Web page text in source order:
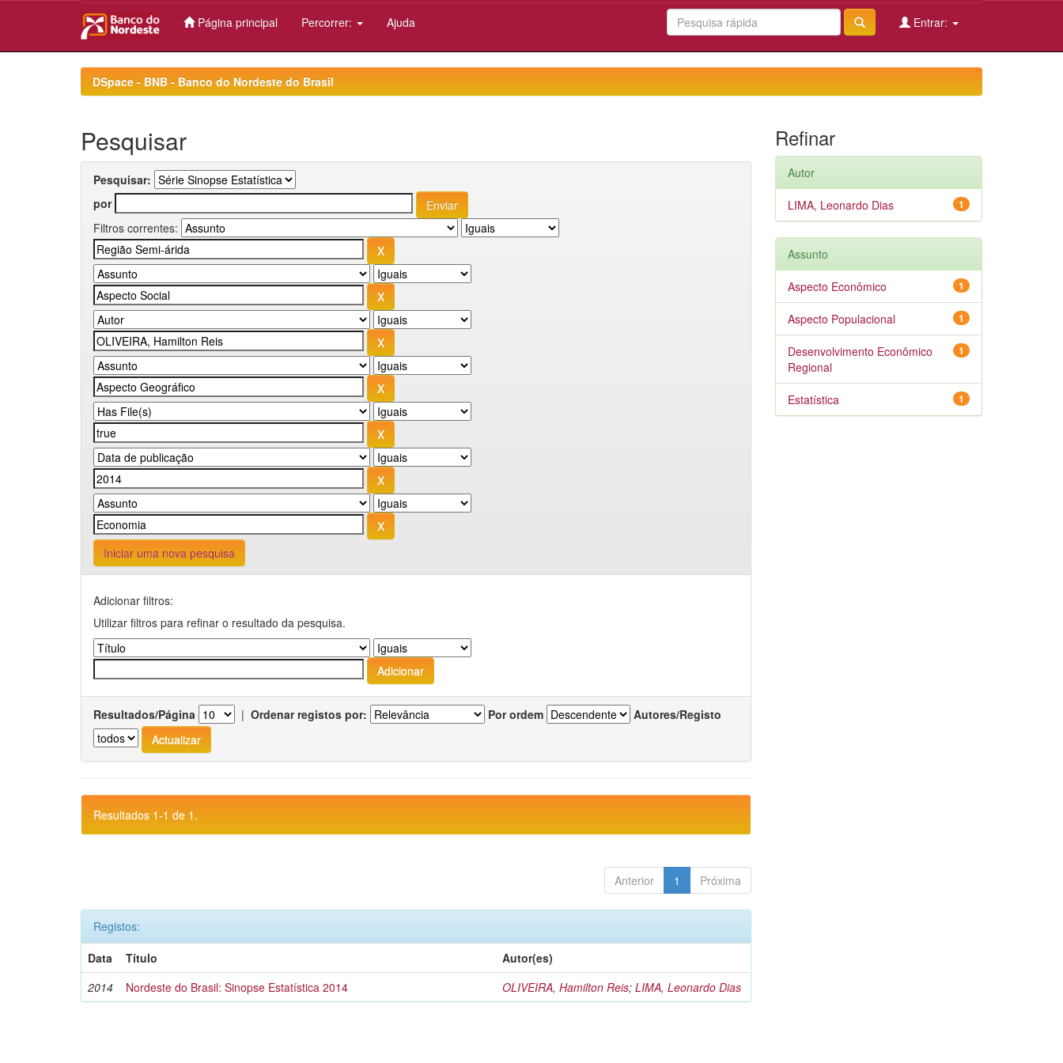
Página principal Percorrer: Ajuda Entrar:
DSpace - BNB - Banco do Nordeste do Brasil
Pesquisar
Pesquisar:
por
Filtros correntes:
Iniciar uma nova pesquisa
Adicionar filtros:
Utilizar filtros para refinar o resultado da pesquisa.
Resultados/Página | Ordenar registos por: Por ordem Autores/Registo
Resultados 1-1 de 1.
Anterior 1 Próxima
Registos:
Data
Título
Autor(es)
2014
Nordeste do Brasil: Sinopse Estatística 2014 OLIVEIRA, Hamilton Reis;LIMA, Leonardo Dias
Refinar
Autor
1
LIMA, Leonardo Dias
Assunto
1
Aspecto Econômico
1
Aspecto Populacional
1
Desenvolvimento Econômico
Regional
1
Estatística